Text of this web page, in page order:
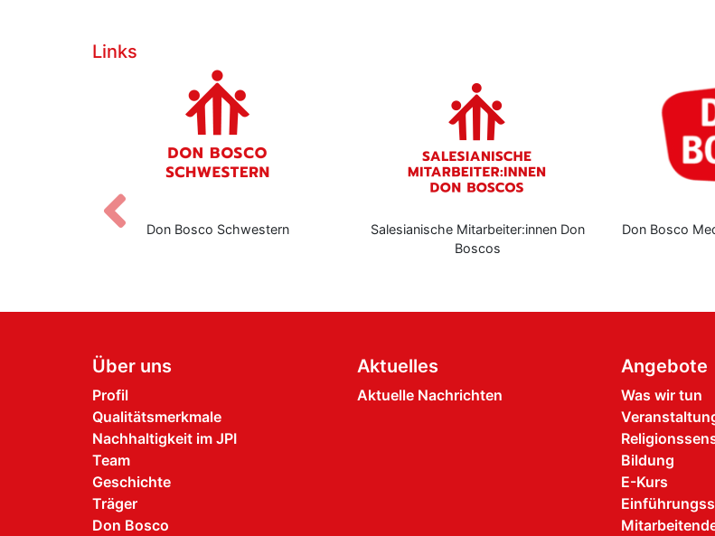
Links
Don Bosco Schwestern
Salesianische Mitarbeiter:innen Don
Boscos
Don Bosco
Zurück
Über uns
Profil
Qualitätsmerkmale
Nachhaltigkeit im JPI
Team
Geschichte
Träger
Don Bosco
Aktuelles
Aktuelle Nachrichten
Angebote
Was wir tun
Bildung
E-Kurs